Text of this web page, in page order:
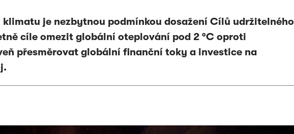
je nezbytnou podmínkou dosažení Cílů udržitelného
cíle omezit globální oteplování pod 2 °C oproti
přesměrovat globální finanční toky a investice na